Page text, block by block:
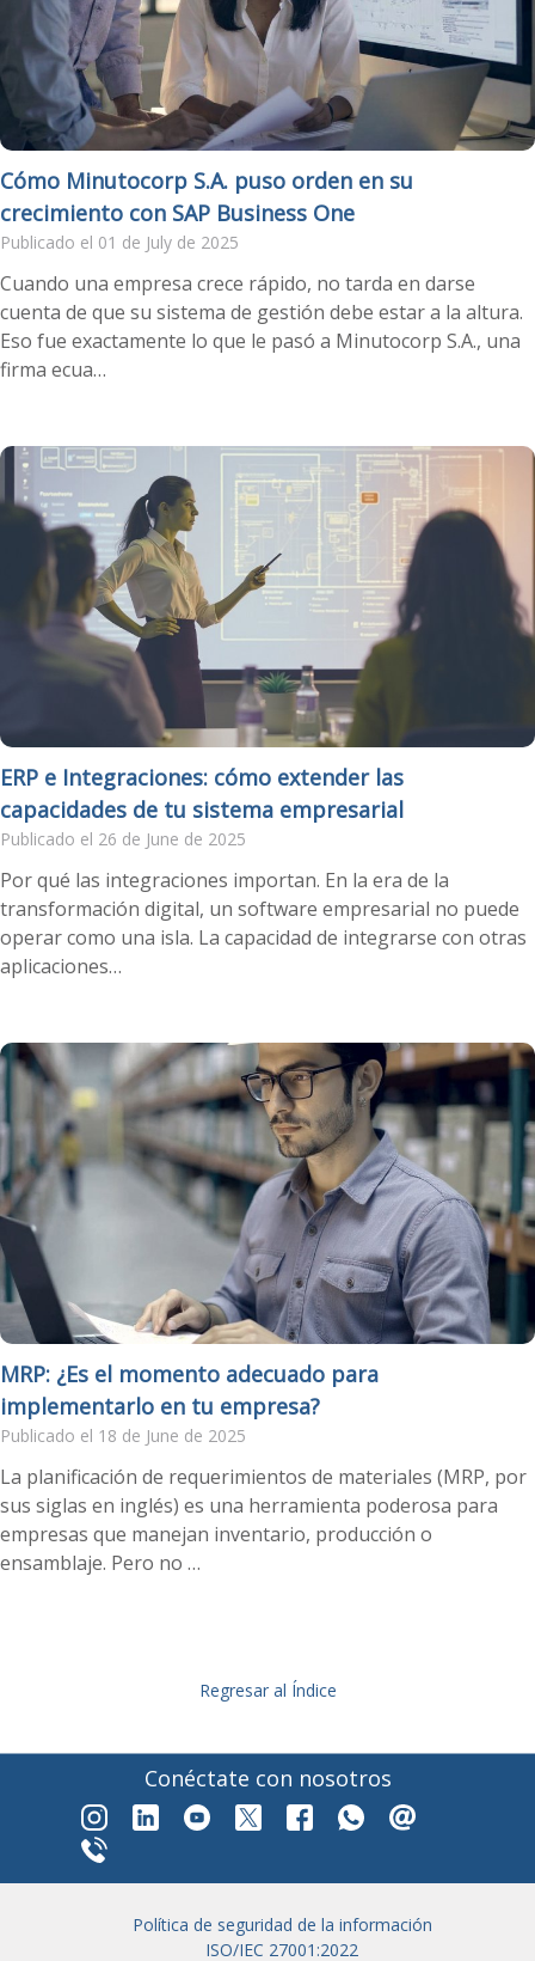
Cómo Minutocorp S.A. puso orden en su
crecimiento con SAP Business One
Publicado el 01 de July de 2025
Cuando una empresa crece rápido, no tarda en darse
cuenta de que su sistema de gestión debe estar a la altura.
Eso fue exactamente lo que le pasó a Minutocorp S.A., una
firma ecua…
ERP e Integraciones: cómo extender las
capacidades de tu sistema empresarial
Publicado el 26 de June de 2025
Por qué las integraciones importan. En la era de la
transformación digital, un software empresarial no puede
operar como una isla. La capacidad de integrarse con otras
aplicaciones…
MRP: ¿Es el momento adecuado para
implementarlo en tu empresa?
Publicado el 18 de June de 2025
La planificación de requerimientos de materiales (MRP, por
sus siglas en inglés) es una herramienta poderosa para
empresas que manejan inventario, producción o
ensamblaje. Pero no …
Regresar al Índice
Conéctate con nosotros
Política de seguridad de la información
ISO/IEC 27001:2022